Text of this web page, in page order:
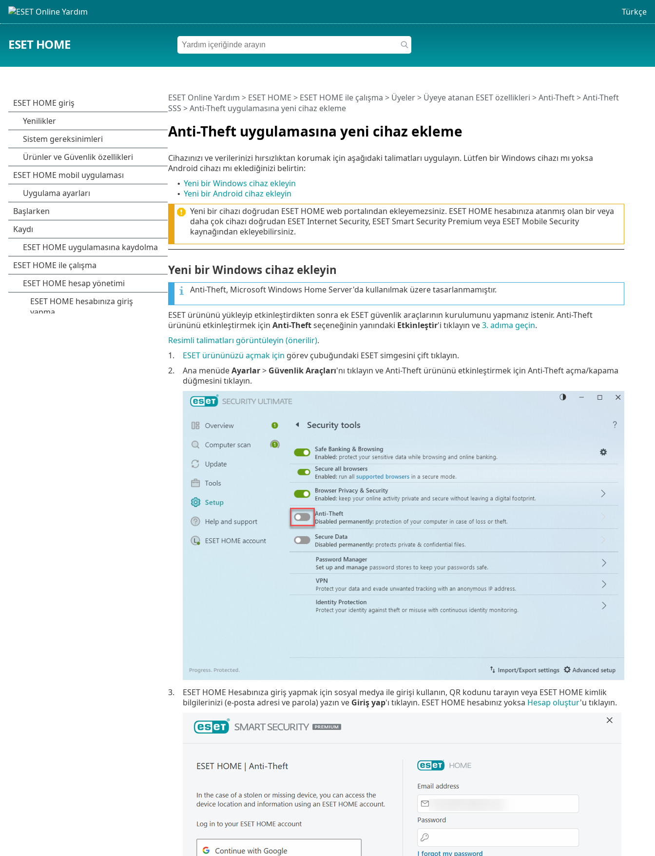
Türkçe
ESET HOME
Anti-Theft uygulamasına yeni cihaz ekleme
ESET Online Yardım > ESET HOME > ESET HOME ile çalışma > Üyeler> Üyeye atanan ESET özellikleri >Anti-Theft>Anti-Theft
SSS > Anti-Theft uygulamasına yeni cihaz ekleme
Cihazınızı ve verilerinizi hırsızlıktan korumak için aşağıdaki talimatları uygulayın. Lütfen bir Windows cihazı mı yoksa
Android cihazı mı eklediğinizi belirtin:
• Yeni bir Windows cihaz ekleyin
• Yeni bir Android cihaz ekleyin
Yeni bir cihazı doğrudan ESET HOME web portalından ekleyemezsiniz. ESET HOME hesabınıza atanmış olan bir veya
daha çok cihazı doğrudan ESET Internet Security, ESET Smart Security Premium veya ESET Mobile Security
kaynağından ekleyebilirsiniz.
Yeni bir Windows cihaz ekleyin
Anti-Theft, Microsoft Windows Home Server'da kullanılmak üzere tasarlanmamıştır.
ESET ürününü yükleyip etkinleştirdikten sonra ek ESET güvenlik araçlarının kurulumunu yapmanız istenir. Anti-Theft
ürününü etkinleştirmek için Anti-Theftseçeneğinin yanındaki Etki̇nleşti̇r'i tıklayın ve3. adıma geçin.
Resimli talimatları görüntüleyin (önerilir).
1.
ESET ürününüzü açmak için görev çubuğundaki ESET simgesini çift tıklayın.
2.
Ana menüdeAyarlar> Güvenlik Araçları'nı tıklayın ve Anti-Theft ürününü etkinleştirmek için Anti-Theft açma/kapama
düğmesini tıklayın.
3.
ESET HOME Hesabınıza giriş yapmak için sosyal medya ile girişi kullanın, QR kodunu tarayın veya ESET HOME kimlik
bilgilerinizi (e-posta adresi ve parola) yazın ve Giriş yap'ı tıklayın. ESET HOME hesabınız yoksa Hesap oluştur'u tıklayın.